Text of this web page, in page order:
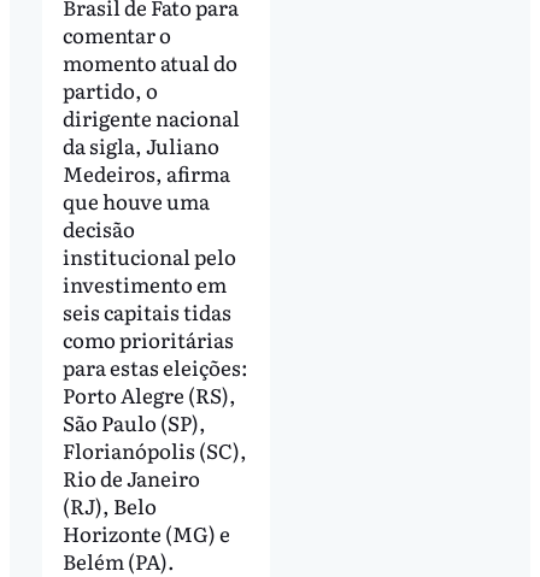
Brasil de Fato para
comentar o
momento atual do
partido, o
dirigente nacional
da sigla, Juliano
Medeiros, afirma
que houve uma
decisão
institucional pelo
investimento em
seis capitais tidas
como prioritárias
para estas eleições:
Porto Alegre (RS),
São Paulo (SP),
Florianópolis (SC),
Rio de Janeiro
(RJ), Belo
Horizonte (MG) e
Belém (PA).